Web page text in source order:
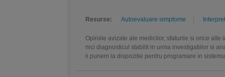
Resurse: Autoevaluare simptome
Opiniile avizate ale medicilor, sfaturile si orice
nici diagnosticul stabilit in urma investigatiilor si
ii punem la dispozitie pentru programare in